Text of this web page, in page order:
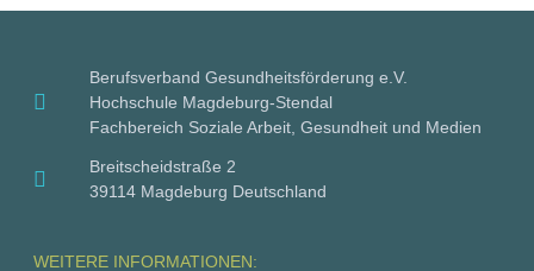
Berufsverband Gesundheitsförderung e.V.
Hochschule Magdeburg-Stendal
Fachbereich Soziale Arbeit, Gesundheit und Medien
Breitscheidstraße 2
39114 Magdeburg Deutschland
WEITERE INFORMATIONEN: